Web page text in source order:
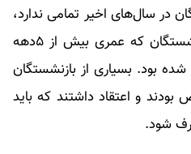
در سال‌های اخیر تمامی ندارد،
مشکل برقراری مستمری بازنشستگان که عمری بیش از ۵دهه
بود. بسیاری از بازنشستگان
و اعتقاد داشتند که باید
شود.